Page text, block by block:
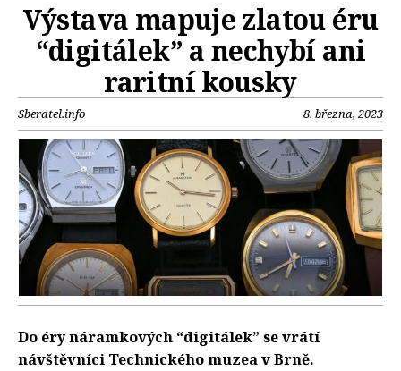
Výstava mapuje zlatou éru
“digitálek” a nechybí ani
raritní kousky
Sberatel.info 8. března, 2023
Do éry náramkových “digitálek” se vrátí
návštěvníci Technického muzea v Brně.